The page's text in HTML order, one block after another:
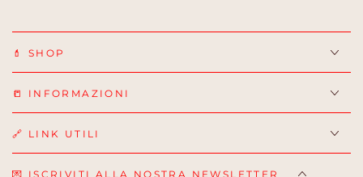
💄 SHOP
📒 INFORMAZIONI
🔗 LINK UTILI
💌 ISCRIVITI ALLA NOSTRA NEWSLETTER